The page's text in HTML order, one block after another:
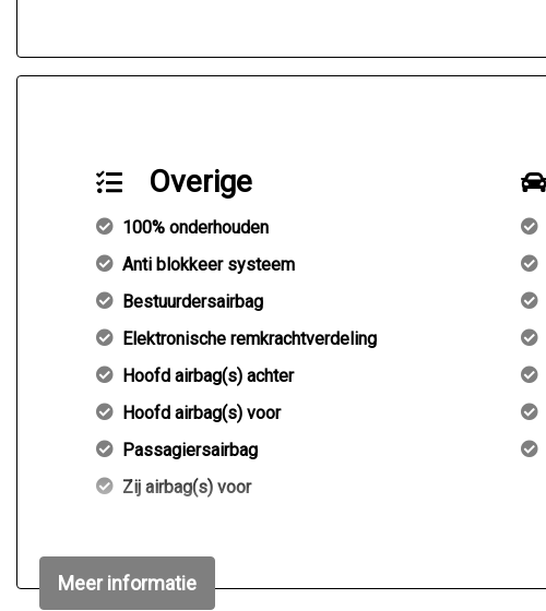
Overige
100% onderhouden
Anti blokkeer systeem
Bestuurdersairbag
Elektronische remkrachtverdeling
Hoofd airbag(s) achter
Hoofd airbag(s) voor
Passagiersairbag
Zij airbag(s) voor
Meer informatie